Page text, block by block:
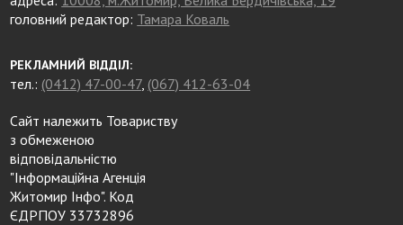
головний редактор: Тамара Коваль
РЕКЛАМНИЙ ВІДДІЛ:
тел.: (0412) 47-00-47, (067) 412-63-04
Сайт належить Товариству
з обмеженою
відповідальністю
"Інформаційна Агенція
Житомир Інфо". Код
ЄДРПОУ 33732896